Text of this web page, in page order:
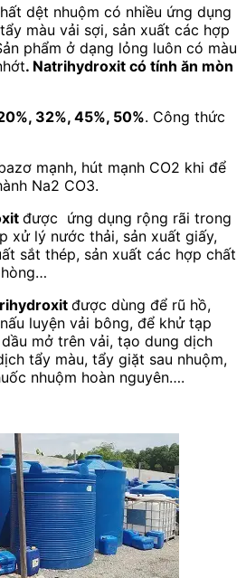
dệt nhuộm có nhiều ứng dụng
màu vải sợi, sản xuất các hợp
phẩm ở dạng lỏng luôn có màu
. Natrihydroxit có tính ăn mòn
32%, 45%, 50%. Công thức
mạnh, hút mạnh CO2 khi để
Na2 CO3.
được ứng dụng rộng rãi trong
xử lý nước thải, sản xuất giấy,
sắt thép, sản xuất các hợp chất
được dùng để rũ hồ,
luyện vải bông, để khử tạp
mở trên vải, tạo dung dịch
tẩy màu, tẩy giặt sau nhuộm,
nhuộm hoàn nguyên….